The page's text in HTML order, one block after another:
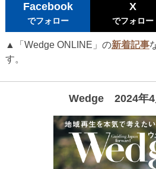
Facebook
でフォロー
X
でフォロー
▲「Wedge ONLINE」の新着記事
す。
Wedge 2024年4